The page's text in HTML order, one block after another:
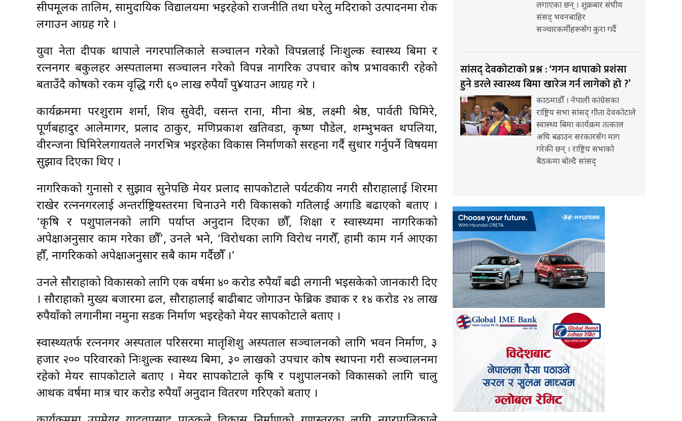
सीपमूलक तालिम, सामुदायिक विद्यालयमा भइरहेको राजनीति तथा घरेलु मदिराको उत्पादनमा रोक
लगाउन आग्रह गरे ।
युवा नेता दीपक थापाले नगरपालिकाले सञ्चालन गरेको विपन्नलाई निःशुल्क स्वास्थ्य बिमा र
रत्ननगर बकुलहर अस्पतालमा सञ्चालन गरेको विपन्न नागरिक उपचार कोष प्रभावकारी रहेको
बताउँदै कोषको रकम वृद्धि गरी ६० लाख रुपैयाँ पु¥याउन आग्रह गरे ।
कार्यक्रममा परशुराम शर्मा, शिव सुवेदी, वसन्त राना, मीना श्रेष्ठ, लक्ष्मी श्रेष्ठ, पार्वती घिमिरे,
पूर्णबहादुर आलेमागर, प्रलाद ठाकुर, मणिप्रकाश खतिवडा, कृष्ण पौडेल, शम्भुभक्त थपलिया,
वीरन्जना घिमिरेलगायतले नगरभित्र भइरहेका विकास निर्माणको सरहना गर्दै सुधार गर्नुपर्ने विषयमा
सुझाव दिएका थिए ।
नागरिकको गुनासो र सुझाव सुनेपछि मेयर प्रलाद सापकोटाले पर्यटकीय नगरी सौराहालाई शिरमा
राखेर रत्ननगरलाई अन्तर्राष्ट्रियस्तरमा चिनाउने गरी विकासको गतिलाई अगाडि बढाएको बताए ।
‘कृषि र पशुपालनको लागि पर्याप्त अनुदान दिएका छौँ, शिक्षा र स्वास्थ्यमा नागरिकको
अपेक्षाअनुसार काम गरेका छौँ’, उनले भने, ‘विरोधका लागि विरोध नगरौँ, हामी काम गर्न आएका
हौँ, नागरिकको अपेक्षाअनुसार सबै काम गर्दैछौँ ।’
उनले सौराहाको विकासको लागि एक वर्षमा ४० करोड रुपैयाँ बढी लगानी भइसकेको जानकारी दिए
। सौराहाको मुख्य बजारमा ढल, सौराहालाई बाढीबाट जोगाउन फेब्रिक ड्याक र १४ करोड २४ लाख
रुपैयाँको लगानीमा नमुना सडक निर्माण भइरहेको मेयर सापकोटाले बताए ।
स्वास्थ्यतर्फ रत्ननगर अस्पताल परिसरमा मातृशिशु अस्पताल सञ्चालनको लागि भवन निर्माण, ३
हजार २०० परिवारको निःशुल्क स्वास्थ्य बिमा, ३० लाखको उपचार कोष स्थापना गरी सञ्चालनमा
रहेको मेयर सापकोटाले बताए । मेयर सापकोटाले कृषि र पशुपालनको विकासको लागि चालु
आर्थिक वर्षमा मात्र चार करोड रुपैयाँ अनुदान वितरण गरिएको बताए ।
लगाएका छन् । शुक्रबार संघीय
संसद् भवनबाहिर
सञ्चारकर्मीहरूसँग कुरा गर्दै
सांसद् देवकोटाको प्रश्न : ‘गगन थापाको प्रशंसा
हुने डरले स्वास्थ्य बिमा खारेज गर्न लागेको हो ?’
काठमाडौँ । नेपाली कांग्रेसका
राष्ट्रिय सभा सांसद् गीता देवकोटाले
स्वास्थ्य बिमा कार्यक्रम तत्काल
अघि बढाउन सरकारसँग माग
गरेकी छन् । राष्ट्रिय सभाको
बैठकमा बोल्दै सांसद्